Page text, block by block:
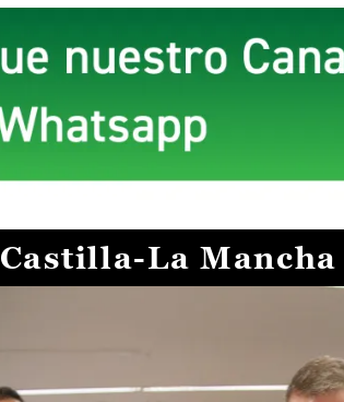
Castilla-La Mancha